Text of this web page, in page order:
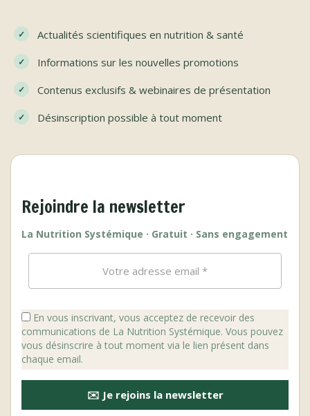
Actualités scientifiques en nutrition & santé
Informations sur les nouvelles promotions
Contenus exclusifs & webinaires de présentation
Désinscription possible à tout moment
Rejoindre la newsletter
La Nutrition Systémique · Gratuit · Sans engagement
En vous inscrivant, vous acceptez de recevoir des
communications de La Nutrition Systémique. Vous pouvez
vous désinscrire à tout moment via le lien présent dans
chaque email.
✉️ Je rejoins la newsletter